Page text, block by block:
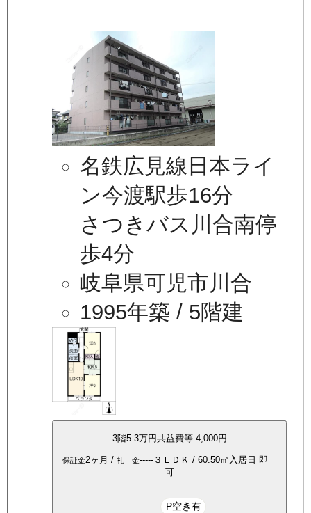
名鉄広見線日本ライ
ン今渡駅歩16分
さつきバス川合南停
歩4分
岐阜県可児市川合
1995年築 / 5階建
3階5.3万円共益費等 4,000円
保証金2ヶ月 / 礼 金-----３ＬＤＫ / 60.50㎡ 入居日 即
可
P空き有